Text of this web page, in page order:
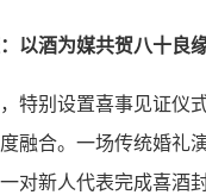
以酒为媒共贺八十良
特别设置喜事见证仪
融合。一场传统婚礼
对新人代表完成喜酒